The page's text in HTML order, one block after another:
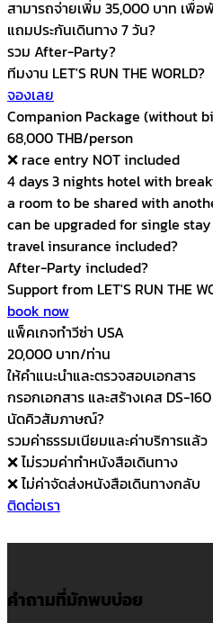
สามารถจ่ายเพิ่ม 35,000 บาท เพื่อ
แถมประกันเดินทาง 7 วัน?
รวม After-Party?
ทีมงาน LET'S RUN THE WORLD?
จองเลย
Companion Package (without
68,000 THB/person
❌ race entry NOT included
4 days 3 nights hotel with
a room to be shared with
can be upgraded for single
travel insurance included?
After-Party included?
Support from LET'S RUN THE
book now
แพ็คเกจทำวีซ่า USA
20,000 บาท/ท่าน
ให้คำแนะนำและตรวจสอบเอกสาร
กรอกเอกสาร และสร้างเคส DS-
นัดคิวสัมภาษณ์?
รวมค่าธรรมเนียมและค่าบริการแล้ว
❌ ไม่รวมค่าทำหนังสือเดินทาง
❌ ไม่ค่าจัดส่งหนังสือเดินทางกลับ
ติดต่อเรา
คำถามที่มักพบบ่อย